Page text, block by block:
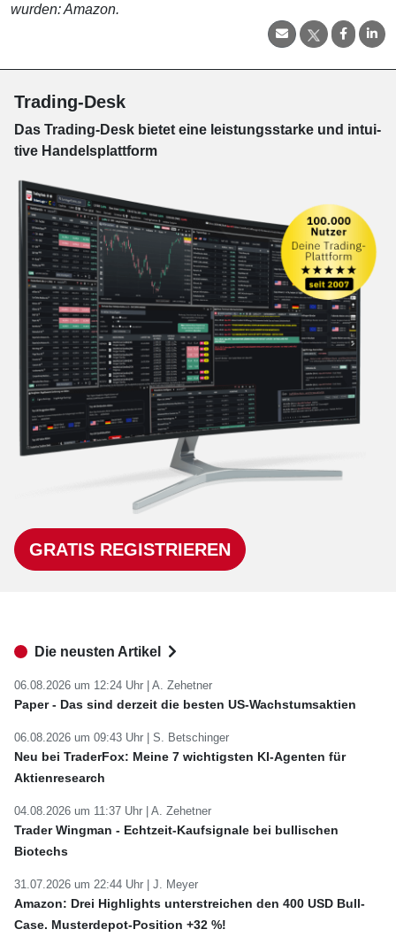
wurden: Amazon.
Trading-Desk
Das Trading-Desk bie­tet eine leis­tungs­star­ke und in­tui­
tive Han­dels­platt­form
GRATIS REGISTRIEREN
Die neusten Artikel
06.08.2026 um 12:24 Uhr | A. Zehetner
Paper - Das sind derzeit die besten US-Wachstumsaktien
06.08.2026 um 09:43 Uhr | S. Betschinger
Neu bei TraderFox: Meine 7 wichtigsten KI-Agenten für
Aktienresearch
04.08.2026 um 11:37 Uhr | A. Zehetner
Trader Wingman - Echtzeit-Kaufsignale bei bullischen
Biotechs
31.07.2026 um 22:44 Uhr | J. Meyer
Amazon: Drei Highlights unterstreichen den 400 USD Bull-
Case. Musterdepot-Position +32 %!